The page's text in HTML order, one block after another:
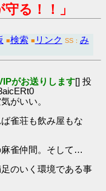
る！！」
■検索 ■ リンク SS： み
がお送りします[] 投
がいい。
雀荘も飲み屋もな
雀仲間。そして…
のいく環境である事